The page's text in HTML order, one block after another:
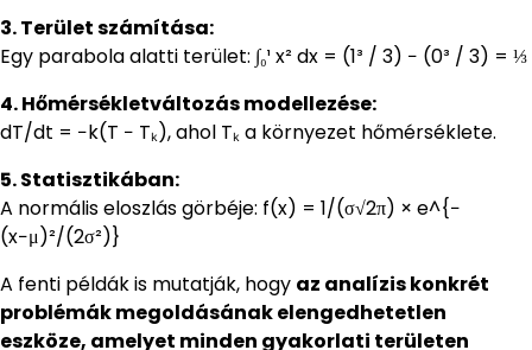
3. Terület számítása:
Egy parabola alatti terület: ∫₀¹ x² dx = (1³ / 3) − (0³ / 3) = ⅓
4. Hőmérsékletváltozás modellezése:
dT/dt = −k(T − Tₖ), ahol Tₖ a környezet hőmérséklete.
5. Statisztikában:
A normális eloszlás görbéje: f(x) = 1/(σ√2π) × e^{−
(x−μ)²/(2σ²)}
A fenti példák is mutatják, hogy az analízis konkrét
problémák megoldásának elengedhetetlen
eszköze, amelyet minden gyakorlati területen